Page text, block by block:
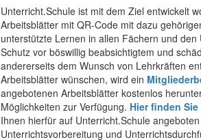
Unterricht.Schule ist mit dem Ziel entwickelt
Arbeitsblätter mit QR-Code mit dazu
unterstützte Lernen in allen Fächern und
Schutz vor böswillig beabsichtigtem und
andererseits dem Wunsch von Lehrkräften
Arbeitsblätter wünschen, wird ein
angebotenen Arbeitsblätter kostenlos
Möglichkeiten zur Verfügung. Hier finden
Ihnen hierfür auf Unterricht.Schule
Unterrichtsvorbereitung und